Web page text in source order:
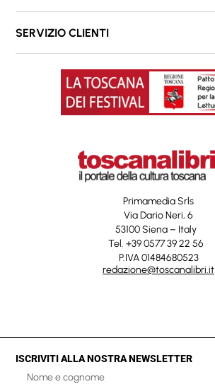
SERVIZIO CLIENTI
Primamedia Srls
Via Dario Neri, 6
53100 Siena – Italy
Tel. +39 0577 39 22 56
P.IVA 01484680523
redazione@toscanalibri.it
ISCRIVITI ALLA NOSTRA NEWSLETTER